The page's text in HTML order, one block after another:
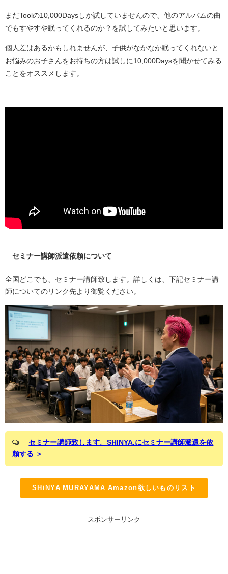
まだToolの10,000Daysしか試していませんので、他のアルバムの曲
でもすやすや眠ってくれるのか？を試してみたいと思います。
個人差はあるかもしれませんが、子供がなかなか眠ってくれないと
お悩みのお子さんをお持ちの方は試しに10,000Daysを聞かせてみる
ことをオススメします。
セミナー講師派遣依頼について
全国どこでも、セミナー講師致します。詳しくは、下記セミナー講
師についてのリンク先より御覧ください。
セミナー講師致します。SHINYA.にセミナー講師派遣を依
頼する ＞
SHiNYA MURAYAMA Amazon欲しいものリスト
スポンサーリンク